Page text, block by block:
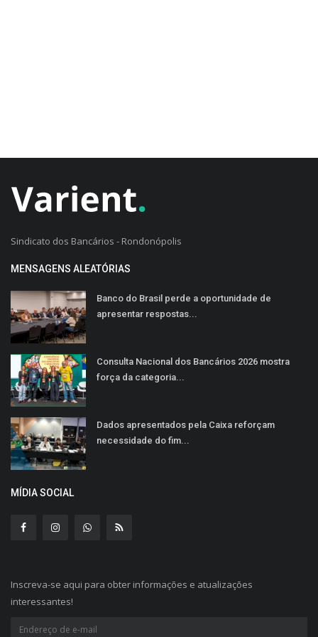
Sindicato dos Bancários - Rondonópolis
MENSAGENS ALEATÓRIAS
Banco do Brasil perde a oportunidade de
apresentar respostas...
Consulta Nacional dos Bancários 2026 mostra
força da categoria...
Dados apresentados pela Caixa reforçam
necessidade do fim...
MÍDIA SOCIAL
Inscreva-se aqui para obter informações e atualizações
interessantes!